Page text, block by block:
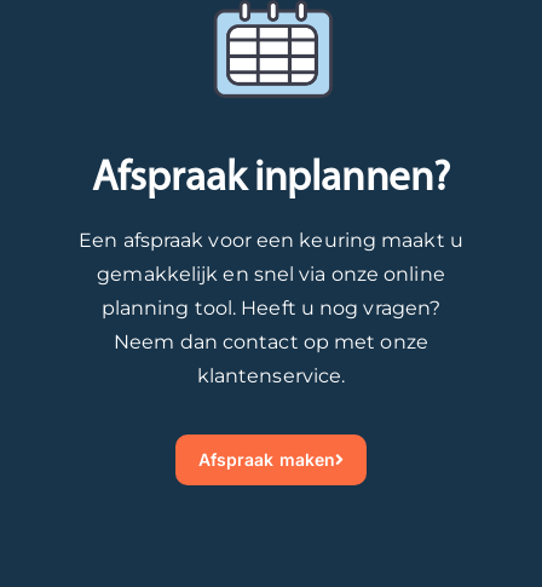
Afspraak inplannen?
Een afspraak voor een keuring maakt u
gemakkelijk en snel via onze online
planning tool. Heeft u nog vragen?
Neem dan contact op met onze
klantenservice.
Afspraak maken